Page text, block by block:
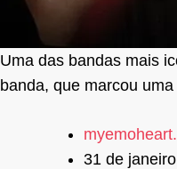
Uma das bandas mais
banda, que marcou
31 de